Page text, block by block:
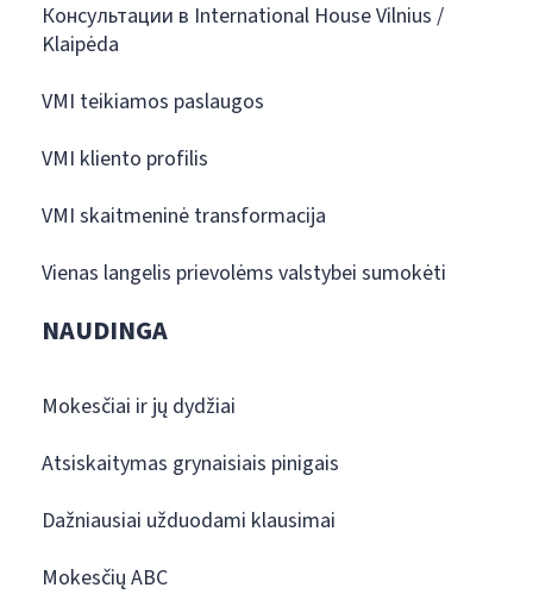
Консультации в International House Vilnius /
Klaipėda
VMI teikiamos paslaugos
VMI kliento profilis
VMI skaitmeninė transformacija
Vienas langelis prievolėms valstybei sumokėti
NAUDINGA
Mokesčiai ir jų dydžiai
Atsiskaitymas grynaisiais pinigais
Dažniausiai užduodami klausimai
Mokesčių ABC